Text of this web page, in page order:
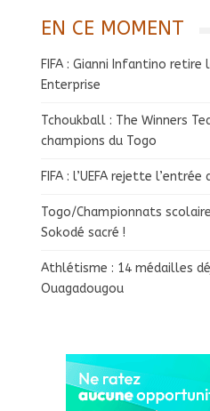
EN CE MOMENT
FIFA : Gianni Infantino retire
Enterprise
Tchoukball : The Winners
champions du Togo
FIFA : l’UEFA rejette
Togo/Championnats
Sokodé sacré !
Athlétisme : 14 médailles
Ouagadougou